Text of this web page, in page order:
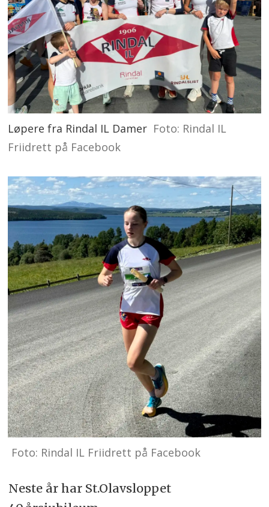
Løpere fra Rindal IL Damer Foto: Rindal IL
Friidrett på Facebook
Foto: Rindal IL Friidrett på Facebook
Neste år har St.Olavsloppet